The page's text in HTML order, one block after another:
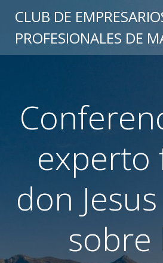
al
CLUB DE
PROFESIONALES DE
experto
don
sobre